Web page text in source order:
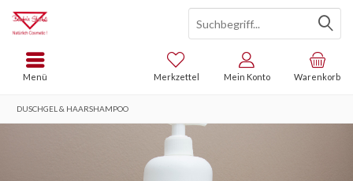
Warenkorb
Merkzettel Mein Konto
Menü
DUSCHGEL & HAARSHAMPOO